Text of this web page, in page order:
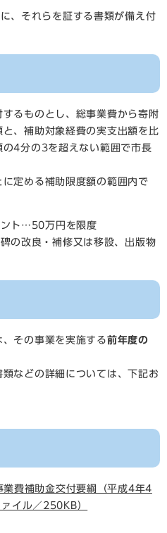
、それらを証する書類が備え付
るものとし、総事業費から寄附
、補助対象経費の実支出額を比
4分の3を超えない範囲で市長
定める補助限度額の範囲内で
ント…50万円を限度
の改良・補修又は移設、出版物
その事業を実施する前年度の
などの詳細については、下記お
業費補助金交付要綱（平成4年4
イル／250KB）